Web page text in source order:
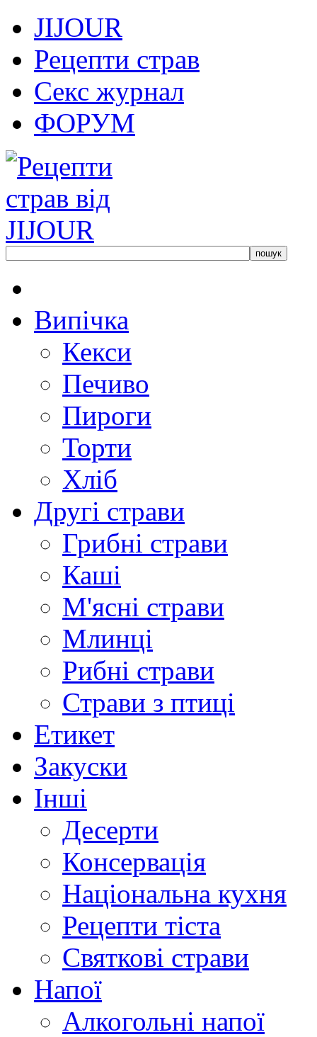
JIJOUR
Рецепти страв
Секс журнал
ФОРУМ
Випічка
Кекси
Печиво
Пироги
Торти
Хліб
Другі страви
Грибні страви
Каші
М'ясні страви
Млинці
Рибні страви
Страви з птиці
Етикет
Закуски
Інші
Десерти
Консервація
Національна кухня
Рецепти тіста
Святкові страви
Напої
Алкогольні напої